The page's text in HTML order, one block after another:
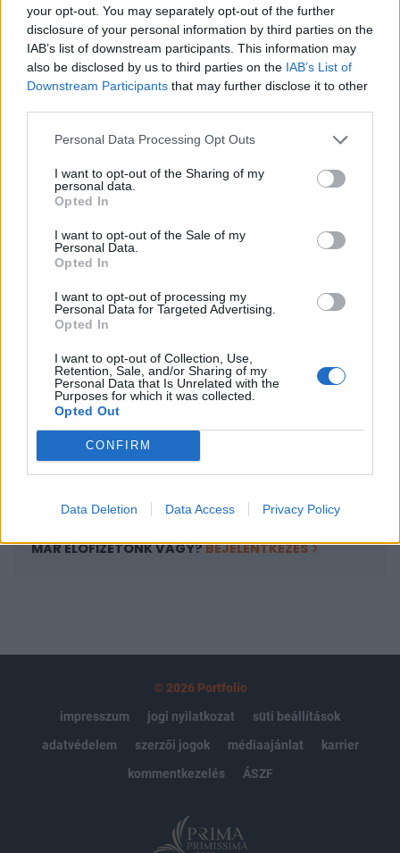
your opt-out. You may separately opt-out of the further
disclosure of your personal information by third parties on the
IAB’s list of downstream participants. This information may
also be disclosed by us to third parties on the IAB’s List of
Downstream Participants that may further disclose it to other
Personal Data Processing Opt Outs
I want to opt-out of the Sharing of my
personal data.
Opted In
I want to opt-out of the Sale of my
Personal Data.
Opted In
I want to opt-out of processing my
Personal Data for Targeted Advertising.
Opted In
I want to opt-out of Collection, Use,
Retention, Sale, and/or Sharing of my
Personal Data that Is Unrelated with the
Purposes for which it was collected.
Opted Out
CONFIRM
Data Deletion Data Access Privacy Policy
enyhítési eszközöket alkalmazhat a rendkívül laza
monetáris politika fenntartása végett.
Egyes citybeli elemzői vélemények szerint azonban az
inflációs nyomás előbb-utóbb szigorítást tesz majd
szükségessé. A Morgan Stanley vezető közgazdásza,
Pasquale Diana az MNB keddi kamatdöntő ülése után
mélységi rekordokra süllyesztett kamatok elérése után a
magyar jegybank célja a következő hónapokban a lehető...
KEDVES OLVASÓNK!
A keresett cikk a portfolio.hu hírarchívumához
tartozik, melynek olvasása előfizetéses
Az előfizetés a következőket tartalmazza:
Portfolio.hu teljes cikkarchívum
Kötéslisták: BÉT elmúlt 2 év napon belüli
kötéslistái
MÁR ELŐFIZETŐNK VAGY?BEJELENTKEZÉS
© 2026 Portfolio
impresszum
jogi nyilatkozat
süti beállítások
adatvédelem
szerzői jogok médiaajánlat
karrier
kommentkezelés
ÁSZF